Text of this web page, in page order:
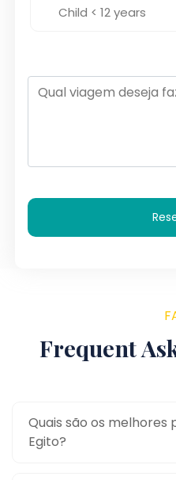
Frequent
Quais são os melhores
Egito?